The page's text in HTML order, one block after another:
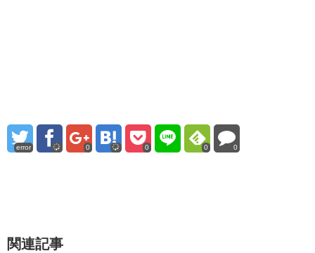
error 0 0 0 0
関連記事